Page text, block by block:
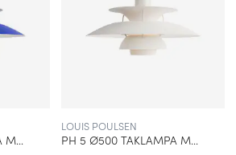
PH 5 Ø500 TAKLAMPA MONOCHROME BLUE
LOUIS POULSEN
PH 5 Ø500 TAKLAMPA MONOCHROME WHITE